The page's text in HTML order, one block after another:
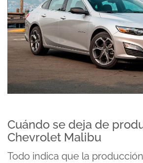
Cuándo se deja de
Chevrolet Malibu
Todo indica que la